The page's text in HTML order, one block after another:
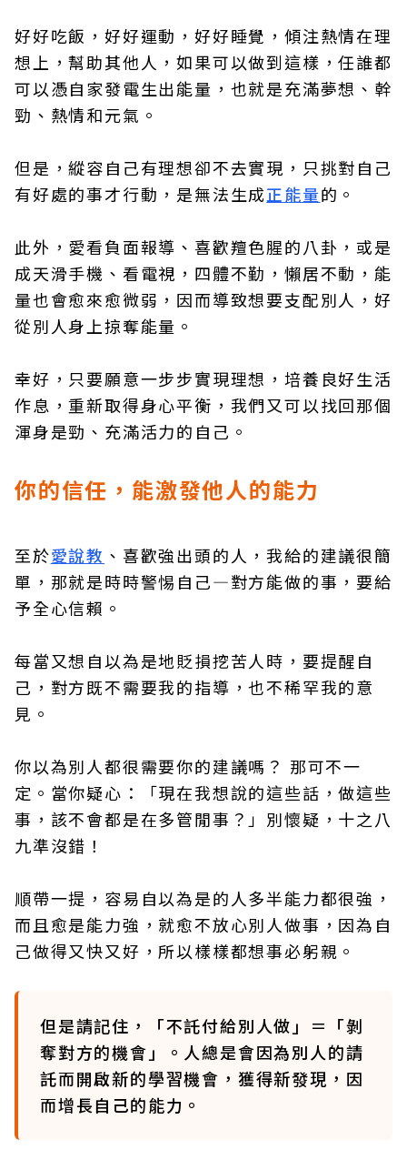
好好吃飯，好好運動，好好睡覺，傾注熱情在理
想上，幫助其他人，如果可以做到這樣，任誰都
可以憑自家發電生出能量，也就是充滿夢想、幹
勁、熱情和元氣。
但是，縱容自己有理想卻不去實現，只挑對自己
有好處的事才行動，是無法生成正能量的。
此外，愛看負面報導、喜歡羶色腥的八卦，或是
成天滑手機、看電視，四體不勤，懶居不動，能
量也會愈來愈微弱，因而導致想要支配別人，好
從別人身上掠奪能量。
幸好，只要願意一步步實現理想，培養良好生活
作息，重新取得身心平衡，我們又可以找回那個
渾身是勁、充滿活力的自己。
你的信任，能激發他人的能力
至於愛說教 、喜歡強出頭的人，我給的建議很簡
單，那就是時時警惕自己—對方能做的事，要給
予全心信賴。
每當又想自以為是地貶損挖苦人時，要提醒自
己，對方既不需要我的指導，也不稀罕我的意
見。
你以為別人都很需要你的建議嗎？ 那可不一
定。當你疑心：「現在我想說的這些話，做這些
事，該不會都是在多管閒事？」別懷疑，十之八
九準沒錯！
順帶一提，容易自以為是的人多半能力都很強，
而且愈是能力強，就愈不放心別人做事，因為自
己做得又快又好，所以樣樣都想事必躬親。
但是請記住，「不託付給別人做」＝「剝
奪對方的機會」。人總是會因為別人的請
託而開啟新的學習機會，獲得新發現，因
而增長自己的能力。